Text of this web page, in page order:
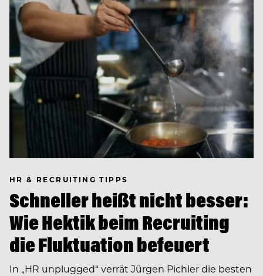
HR & RECRUITING TIPPS
Schneller heißt nicht besser:
Wie Hektik beim Recruiting
die Fluktuation befeuert
In ­„HR unplugged“ verrät Jürgen Pichler die besten